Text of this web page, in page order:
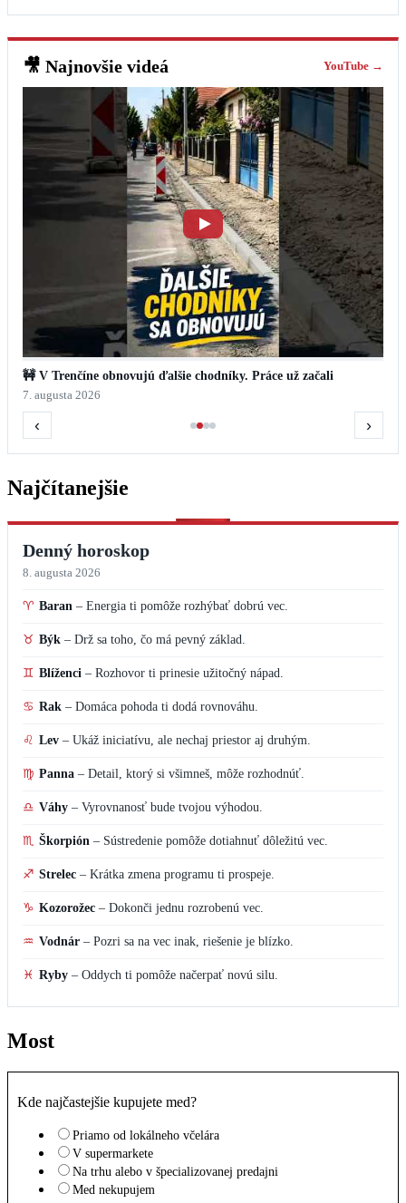
🎥 Najnovšie videá YouTube →
🚧 V Trenčíne obnovujú ďalšie chodníky. Práce už začali
7. augusta 2026
‹ ›
Najčítanejšie
Denný horoskop
8. augusta 2026
♈ Baran – Energia ti pomôže rozhýbať dobrú vec.
♉ Býk – Drž sa toho, čo má pevný základ.
♊ Blíženci – Rozhovor ti prinesie užitočný nápad.
♋ Rak – Domáca pohoda ti dodá rovnováhu.
♌ Lev – Ukáž iniciatívu, ale nechaj priestor aj druhým.
♍ Panna – Detail, ktorý si všimneš, môže rozhodnúť.
♎ Váhy – Vyrovnanosť bude tvojou výhodou.
♏ Škorpión – Sústredenie pomôže dotiahnuť dôležitú vec.
♐ Strelec – Krátka zmena programu ti prospeje.
♑ Kozorožec – Dokonči jednu rozrobenú vec.
♒ Vodnár – Pozri sa na vec inak, riešenie je blízko.
♓ Ryby – Oddych ti pomôže načerpať novú silu.
Most
Kde najčastejšie kupujete med?
Priamo od lokálneho včelára
V supermarkete
Na trhu alebo v špecializovanej predajni
Med nekupujem